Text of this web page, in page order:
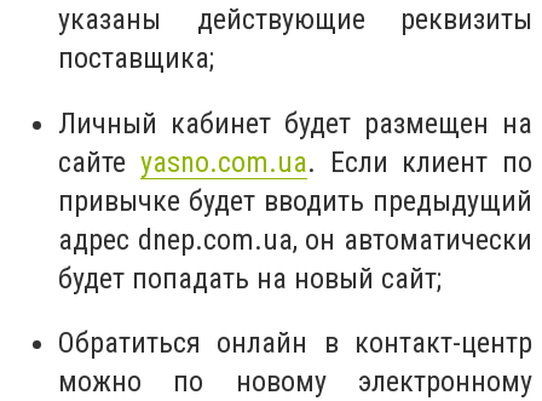
указаны действующие реквизиты
поставщика;
Личный кабинет будет размещен на
сайте yasno.com.ua. Если клиент по
привычке будет вводить предыдущий
адрес dnep.com.ua, он автоматически
будет попадать на новый сайт;
Обратиться онлайн в контакт-центр
можно по новому электронному